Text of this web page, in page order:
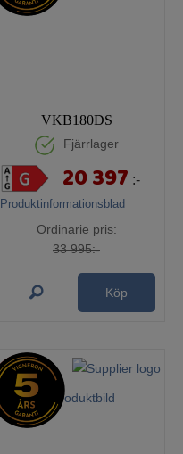
VKB180DS
Fjärrlager
Produktinformationsblad
20 397 :-
Ordinarie pris:
33 995:-
Köp